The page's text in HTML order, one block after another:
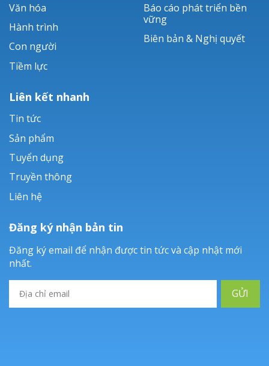
Văn hóa
Hành trình
Con người
Tiềm lực
Báo cáo phát triển bền
vững
Biên bản & Nghị quyết
Liên kết nhanh
Tin tức
Sản phẩm
Tuyển dụng
Truyền thông
Liên hệ
Đăng ký nhận bản tin
Đăng ký email để nhận được tin tức và cập nhật mới
nhất.
GỬI